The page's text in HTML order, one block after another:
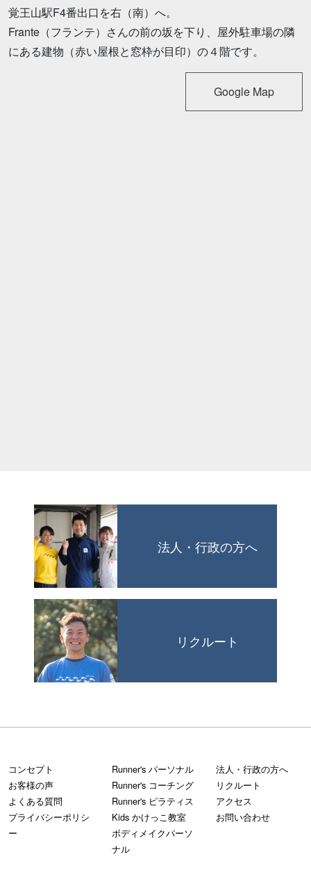
覚王山駅F4番出口を右（南）へ。
Frante（フランテ）さんの前の坂を下り、屋外駐車場の隣
にある建物（赤い屋根と窓枠が目印）の４階です。
Google Map
法人・行政の方へ
リクルート
コンセプト
お客様の声
よくある質問
プライバシーポリシ
ー
Runner's パーソナル
Runner's コーチング
Runner's ピラティス
Kids かけっこ教室
ボディメイクパーソ
ナル
法人・行政の方へ
リクルート
アクセス
お問い合わせ